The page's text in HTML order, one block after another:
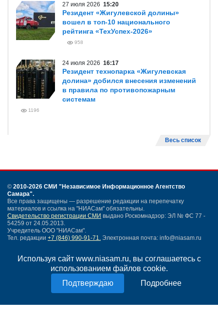
Используя сайт www.niasam.ru, вы соглашаетесь с
использованием файлов cookie.
Подробнее
27 июля 2026 15:20
Резидент «Жигулевской долины»
вошел в топ-10 национального
рейтинга «ТехУспех-2026»
958
24 июля 2026 16:17
Резидент технопарка «Жигулевская
долина» добился внесения изменений
в правила по противопожарным
системам
1196
Весь список
© 2010-2026 СМИ "Независимое Информационное Агентство
Самара".
Все права защищены — разрешение редакции на перепечатку
материалов и ссылка на "НИАСам" обязательны.
Свидетельство регистрации СМИ выдано Роскомнадзор: ЭЛ № ФС 77 -
54259 от 24.05.2013.
Учредитель ООО "НИАСам".
Тел. редакции +7 (846) 990-91-71. Электронная почта: info@niasam.ru
Карта сайта
Нашли ошибку?
Политика конфиденциальности
Согласие на обработку персональных данных